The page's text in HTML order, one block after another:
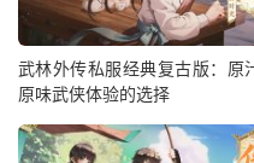
武林外传私服经典复古版：原
原味武侠体验的选择